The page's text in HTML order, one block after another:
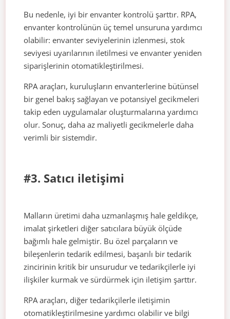
Bu nedenle, iyi bir envanter kontrolü şarttır. RPA,
envanter kontrolünün üç temel unsuruna yardımcı
olabilir: envanter seviyelerinin izlenmesi, stok
seviyesi uyarılarının iletilmesi ve envanter yeniden
siparişlerinin otomatikleştirilmesi.
RPA araçları, kuruluşların envanterlerine bütünsel
bir genel bakış sağlayan ve potansiyel gecikmeleri
takip eden uygulamalar oluşturmalarına yardımcı
olur. Sonuç, daha az maliyetli gecikmelerle daha
verimli bir sistemdir.
#3. Satıcı iletişimi
Malların üretimi daha uzmanlaşmış hale geldikçe,
imalat şirketleri diğer satıcılara büyük ölçüde
bağımlı hale gelmiştir. Bu özel parçaların ve
bileşenlerin tedarik edilmesi, başarılı bir tedarik
zincirinin kritik bir unsurudur ve tedarikçilerle iyi
ilişkiler kurmak ve sürdürmek için iletişim şarttır.
RPA araçları, diğer tedarikçilerle iletişimin
otomatikleştirilmesine yardımcı olabilir ve bilgi